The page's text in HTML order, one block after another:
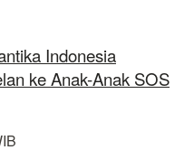
Indonesia
ke Anak-Anak SOS